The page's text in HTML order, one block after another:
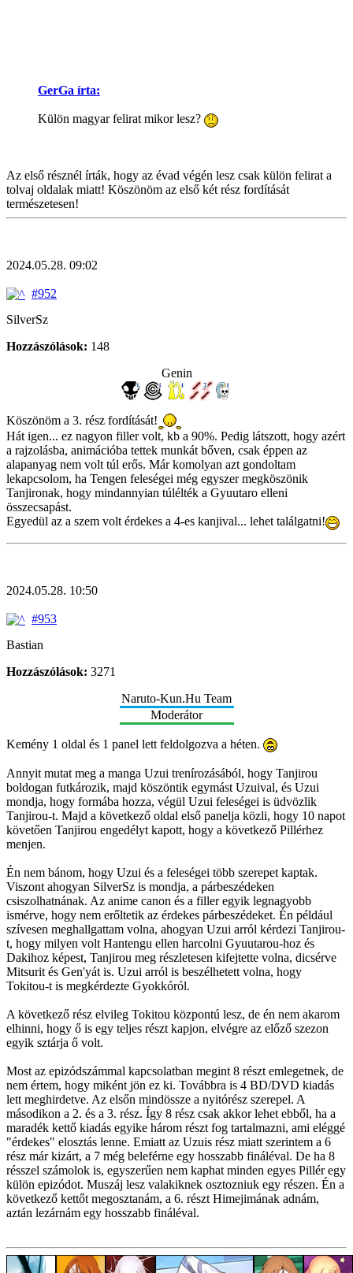
GerGa írta:
Külön magyar felirat mikor lesz?
Az első résznél írták, hogy az évad végén lesz csak külön felirat a
tolvaj oldalak miatt! Köszönöm az első két rész fordítását
természetesen!
2024.05.28. 09:02
#952
SilverSz
Hozzászólások: 148
Genin
Köszönöm a 3. rész fordítását!
Hát igen... ez nagyon filler volt, kb a 90%. Pedig látszott, hogy azért
a rajzolásba, animációba tettek munkát bőven, csak éppen az
alapanyag nem volt túl erős. Már komolyan azt gondoltam
lekapcsolom, ha Tengen feleségei még egyszer megköszönik
Tanjironak, hogy mindannyian túlélték a Gyuutaro elleni
összecsapást.
Egyedül az a szem volt érdekes a 4-es kanjival... lehet találgatni!
2024.05.28. 10:50
#953
Bastian
Hozzászólások: 3271
Naruto-Kun.Hu Team
Moderátor
Kemény 1 oldal és 1 panel lett feldolgozva a héten.
Annyit mutat meg a manga Uzui trenírozásából, hogy Tanjirou
boldogan futkározik, majd köszöntik egymást Uzuival, és Uzui
mondja, hogy formába hozza, végül Uzui feleségei is üdvözlik
Tanjirou-t. Majd a következő oldal első panelja közli, hogy 10 napot
követően Tanjirou engedélyt kapott, hogy a következő Pillérhez
menjen.
Én nem bánom, hogy Uzui és a feleségei több szerepet kaptak.
Viszont ahogyan SilverSz is mondja, a párbeszédeken
csiszolhatnának. Az anime canon és a filler egyik legnagyobb
ismérve, hogy nem erőltetik az érdekes párbeszédeket. Én például
szívesen meghallgattam volna, ahogyan Uzui arról kérdezi Tanjirou-
t, hogy milyen volt Hantengu ellen harcolni Gyuutarou-hoz és
Dakihoz képest, Tanjirou meg részletesen kifejtette volna, dicsérve
Mitsurit és Gen'yát is. Uzui arról is beszélhetett volna, hogy
Tokitou-t is megkérdezte Gyokkóról.
A következő rész elvileg Tokitou központú lesz, de én nem akarom
elhinni, hogy ő is egy teljes részt kapjon, elvégre az előző szezon
egyik sztárja ő volt.
Most az epizódszámmal kapcsolatban megint 8 részt emlegetnek, de
nem értem, hogy miként jön ez ki. Továbbra is 4 BD/DVD kiadás
lett meghirdetve. Az elsőn mindössze a nyitórész szerepel. A
másodikon a 2. és a 3. rész. Így 8 rész csak akkor lehet ebből, ha a
maradék kettő kiadás egyike három részt fog tartalmazni, ami eléggé
"érdekes" elosztás lenne. Emiatt az Uzuis rész miatt szerintem a 6
rész már kizárt, a 7 még beleférne egy hosszabb fináléval. De ha 8
résszel számolok is, egyszerűen nem kaphat minden egyes Pillér egy
külön epizódot. Muszáj lesz valakiknek osztozniuk egy részen. Én a
következő kettőt megosztanám, a 6. részt Himejimának adnám,
aztán lezárnám egy hosszabb fináléval.